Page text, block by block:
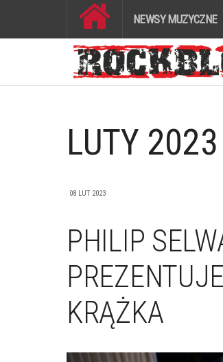
NEWSY MUZYCZNE
LUTY 2023
08 LUT 2023
PHILIP
KRĄŻKA